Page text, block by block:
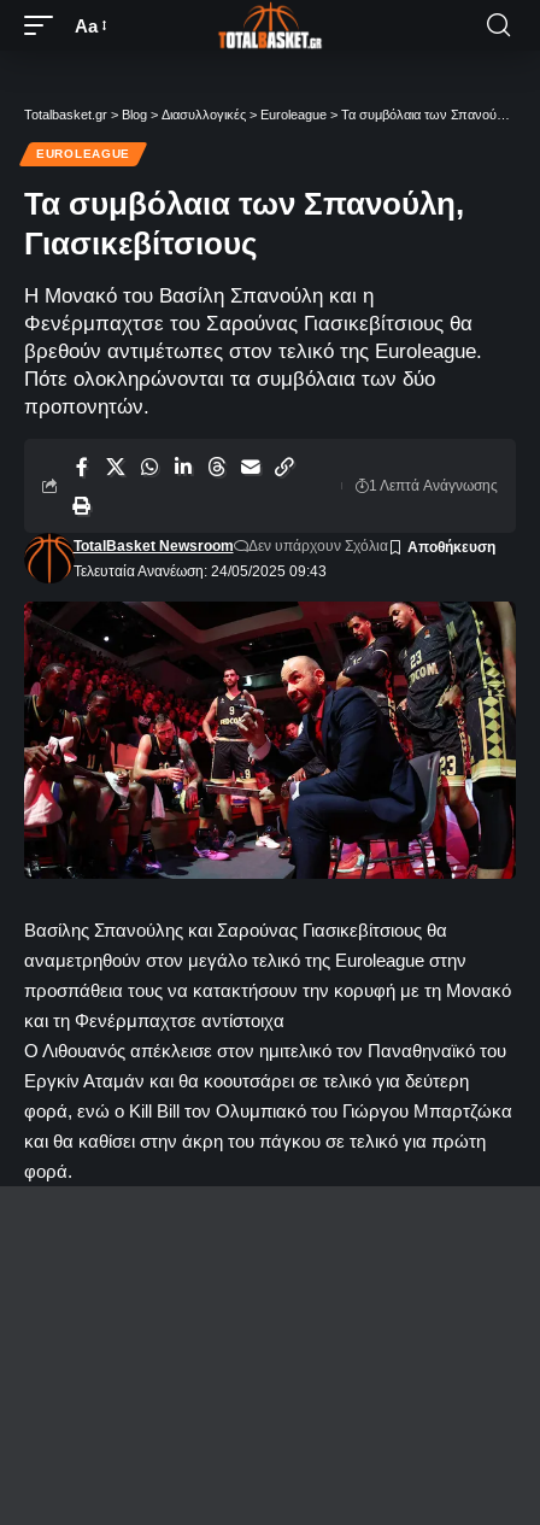
Aa
Totalbasket.gr > Blog > Διασυλλογικές > Euroleague > Τα συμβόλαια των Σπανούλη, Γιασικεβίτσιους
EUROLEAGUE
Τα συμβόλαια των Σπανούλη,
Γιασικεβίτσιους
Η Μονακό του Βασίλη Σπανούλη και η
Φενέρμπαχτσε του Σαρούνας Γιασικεβίτσιους θα
βρεθούν αντιμέτωπες στον τελικό της Euroleague.
Πότε ολοκληρώνονται τα συμβόλαια των δύο
προπονητών.
Τελευταία Ανανέωση: 24/05/2025 09:43
TotalBasket Newsroom Δεν υπάρχουν Σχόλια
1 Λεπτά Aνάγνωσης
Βασίλης Σπανούλης και Σαρούνας Γιασικεβίτσιους θα
αναμετρηθούν στον μεγάλο τελικό της Euroleague στην
προσπάθεια τους να κατακτήσουν την κορυφή με τη Μονακό
και τη Φενέρμπαχτσε αντίστοιχα
Ο Λιθουανός απέκλεισε στον ημιτελικό τον Παναθηναϊκό του
Εργκίν Αταμάν και θα κοουτσάρει σε τελικό για δεύτερη
φορά, ενώ ο Kill Bill τον Ολυμπιακό του Γιώργου Μπαρτζώκα
και θα καθίσει στην άκρη του πάγκου σε τελικό για πρώτη
φορά.